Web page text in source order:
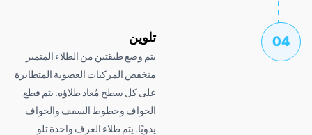
يتم وضع طبقتين من الطلاء المتميز
منخفض المركبات العضوية المتطايرة
على كل سطح مُعاد طلاؤه. يتم قطع
الحواف وخطوط السقف والحواف
يدويًا. يتم طلاء الغرف واحدة تلو